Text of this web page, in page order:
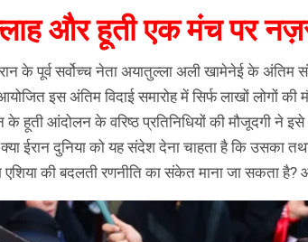
और हूती एक मंच पर
के पूर्व सर्वोच्च नेता अयातुल्ला अली खामेनेई के
इस अंतिम विदाई समारोह में सिर्फ लाखों लोगों की
आंदोलन के वरिष्ठ प्रतिनिधियों की मौजूदगी ने इसे
ईरान दुनिया को यह संदेश देना चाहता है कि उसका
की बदलती रणनीति का संकेत माना जा सकता है?